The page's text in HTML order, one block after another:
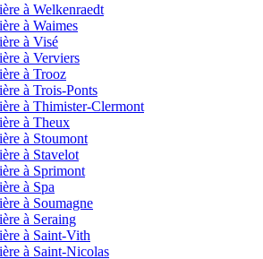
à Welkenraedt
à Waimes
à Visé
à Verviers
à Trooz
à Trois-Ponts
à Thimister-Clermont
à Theux
à Stoumont
à Stavelot
à Sprimont
à Spa
à Soumagne
à Seraing
à Saint-Vith
à Saint-Nicolas